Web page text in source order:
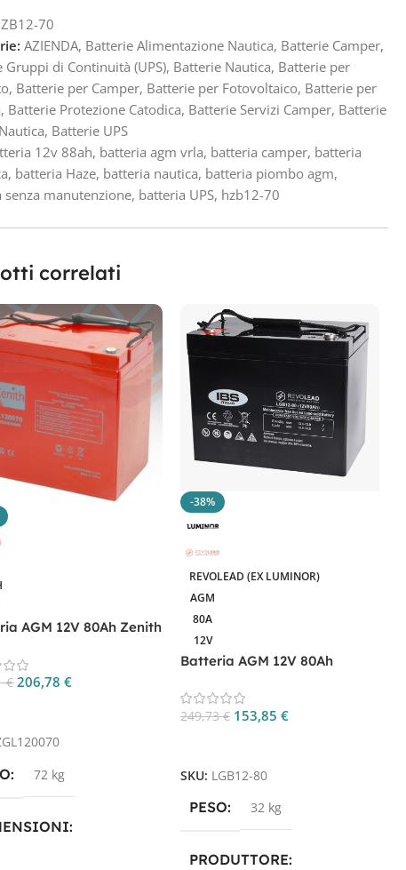
70
AZIENDA, Batterie Alimentazione Nautica, Batterie Camper,
Gruppi di Continuità (UPS), Batterie Nautica, Batterie per
, Batterie per Camper, Batterie per Fotovoltaico, Batterie per
, Batterie Protezione Catodica, Batterie Servizi Camper, Batterie
, Batterie UPS
12v 88ah, batteria agm vrla, batteria camper, batteria
, batteria Haze, batteria nautica, batteria piombo agm,
senza manutenzione, batteria UPS, hzb12-70
correlati
AGM 12V 80Ah Zenith
€ 206,78€
72 kg
-38%
REVOLEAD (EX LUMINOR)
AGM
80A
12V
Batteria AGM 12V 80Ah
e UPS
249,73€ 153,85€
SKU: LGB12-80
PESO 32 kg
PRODUTTORE